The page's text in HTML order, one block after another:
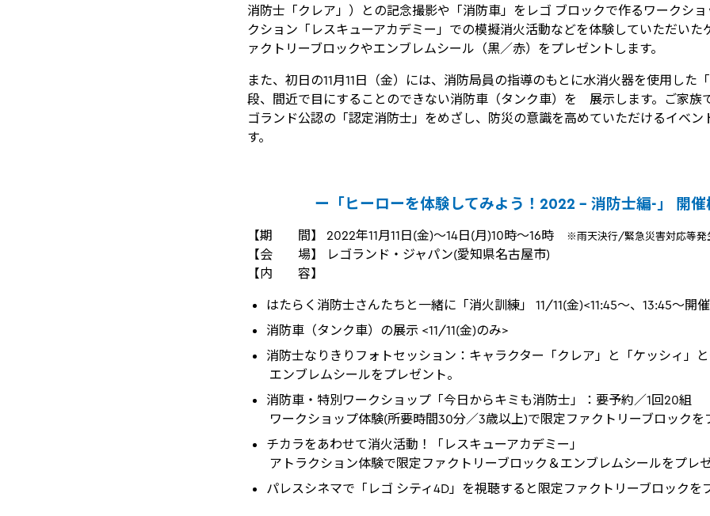
消防士「クレア」）との記念撮影や「消防車」をレゴ ブロックで作るワークシ
クション「レスキューアカデミー」での模擬消火活動などを体験していただいた
ァクトリーブロックやエンブレムシール（黒／赤）をプレゼントします。
また、初日の11月11日（金）には、消防局員の指導のもとに水消火器を使用した
段、間近で目にすることのできない消防車（タンク車）を 展示します。ご家族
ゴランド公認の「認定消防士」をめざし、防災の意識を高めていただけるイベン
す。
ー「ヒーローを体験してみよう！2022 - 消防士編-」 開催
【期 間】 2022年11月11日(金)～14日(月)10時～16時 ※雨天決行/緊急災害対応等発
【会 場】 レゴランド・ジャパン(愛知県名古屋市)
【内 容】
はたらく消防士さんたちと一緒に「消火訓練」 11/11(金)<11:45～、13:45～開
消防車（タンク車）の展示 <11/11(金)のみ>
消防士なりきりフォトセッション：キャラクター「クレア」と「ケッシィ」と
エンブレムシールをプレゼント。
消防車・特別ワークショップ「今日からキミも消防士」：要予約／1回20組
ワークショップ体験(所要時間30分／3歳以上)で限定ファクトリーブロックを
チカラをあわせて消火活動！「レスキューアカデミー」
アトラクション体験で限定ファクトリーブロック＆エンブレムシールをプレゼ
パレスシネマで「レゴ シティ4D」を視聴すると限定ファクトリーブロックを